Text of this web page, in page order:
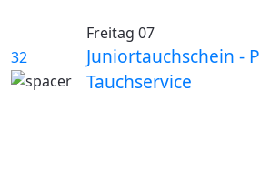
32
Freitag 07
Juniortauchschein -
Tauchservice